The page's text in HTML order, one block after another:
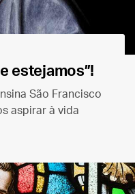
estejamos”!
São Francisco
aspirar à vida